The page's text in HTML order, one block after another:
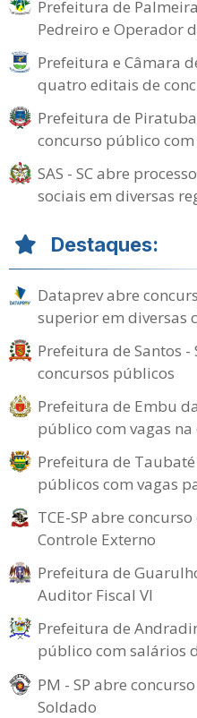
Prefeitura de
Pedreiro e Operador
Prefeitura e Câmara
quatro editais de
Prefeitura de
concurso público com
SAS - SC abre
sociais em diversas
Destaques:
Dataprev abre
superior em diversas
Prefeitura de Santos -
concursos públicos
Prefeitura de Embu
público com vagas na
Prefeitura de
públicos com vagas
TCE-SP abre
Controle Externo
Prefeitura de
Auditor Fiscal VI
Prefeitura de
público com salários
PM - SP abre
Soldado